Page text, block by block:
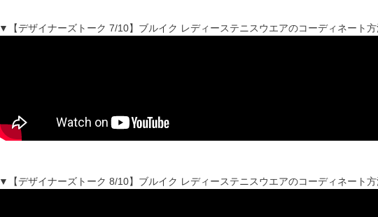
▼【デザイナーズトーク 7/10】ブルイク レディーステニスウエアのコーディネート方
▼【デザイナーズトーク 8/10】ブルイク レディーステニスウエアのコーディネート方